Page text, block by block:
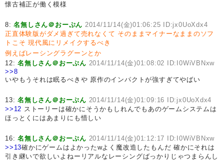
懐古補正が働く模様
8:名無しさん＠おーぷん 2014/11/14(金)01:06:25 ID:jx0UoXdx4
正直体験版がダメ過ぎて売れなくて そのままマイナーなままのソフ
トこそ 現代風にリメイクするべき
例えばレーシングラグーンとか
12:名無しさん＠おーぷん 2014/11/14(金)01:08:02 ID:I0WiVBNxw
>>8
いやもうそれは眠るべきや 原作のインパクトが強すぎてやばい
13:名無しさん＠おーぷん 2014/11/14(金)01:09:16 ID:jx0UoXdx4
>>12 ストーリーは確かにそうかもしれんでもあのゲームシステムは
ほっとくにはあまりにも惜しい
16:名無しさん＠おーぷん 2014/11/14(金)01:12:17 ID:I0WiVBNxw
>>13確かにゲームはよかったwよく魔改造したもんだ 確かにそれは
引き継いで欲しいよねーリアルなレーシングばっかりじゃつまらんし